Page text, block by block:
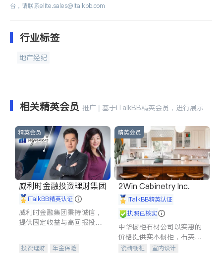
台，请联系elite.sales@italkbb.com
行业标签
地产经纪
相关精英会员 推广 | 基于iTalkBB精英会员，进行展示
精英会员
威利时金融投资理财集团
iTalkBB精英认证
威利时金融集团秉持诚信，
提供固定收益与高回报投资
合，助力客户实现目标
投资理财
年金保险
精英会员
2Win Cabinetry Inc.
iTalkBB精英认证
执照已核实
中华橱柜石材公司以实惠的
价格提供实木橱柜，石英石
台面，多种优质不锈钢水
瓷砖橱柜
室内设计